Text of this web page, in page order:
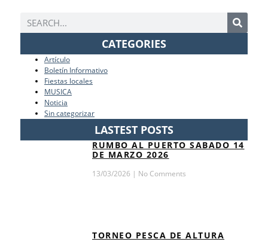
CATEGORIES
Artículo
Boletín Informativo
Fiestas locales
MUSICA
Noticia
Sin categorizar
LASTEST POSTS
RUMBO AL PUERTO SABADO 14
DE MARZO 2026
13/03/2026 No Comments
TORNEO PESCA DE ALTURA